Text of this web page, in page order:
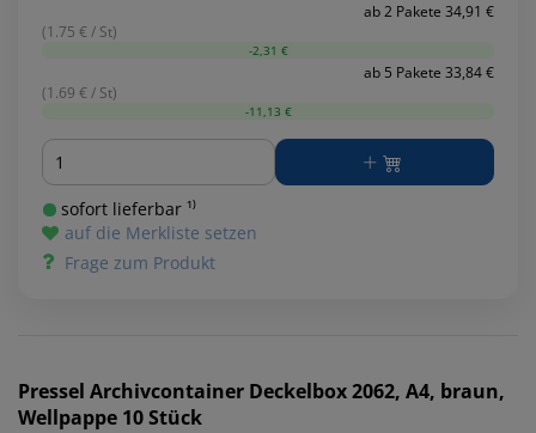
ab 2 Pakete 34,91 €
(1.75 € / St)
-2,31 €
ab 5 Pakete 33,84 €
(1.69 € / St)
-11,13 €
Menge
sofort lieferbar ¹⁾
auf die Merkliste setzen
Frage zum Produkt
Pressel Archivcontainer Deckelbox 2062, A4, braun,
Wellpappe 10 Stück